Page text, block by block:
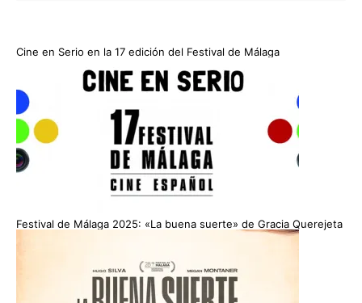
Cine en Serio en la 17 edición del Festival de Málaga
Festival de Málaga 2025: «La buena suerte» de Gracia Querejeta